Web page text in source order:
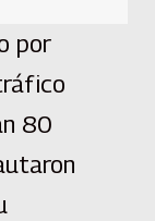
por
80